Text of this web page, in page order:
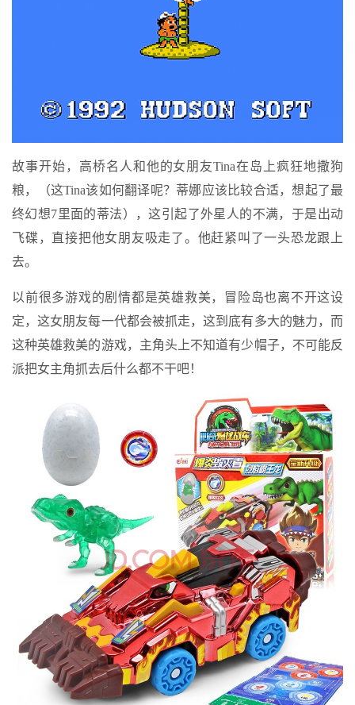
故事开始，高桥名人和他的女朋友Tina在岛上疯狂地撒狗
粮，（这Tina该如何翻译呢？蒂娜应该比较合适，想起了最
终幻想7里面的蒂法），这引起了外星人的不满，于是出动
飞碟，直接把他女朋友吸走了。他赶紧叫了一头恐龙跟上
去。
以前很多游戏的剧情都是英雄救美，冒险岛也离不开这设
定，这女朋友每一代都会被抓走，这到底有多大的魅力，而
这种英雄救美的游戏，主角头上不知道有少帽子，不可能反
派把女主角抓去后什么都不干吧！